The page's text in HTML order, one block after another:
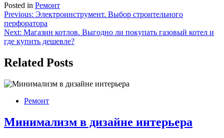
Posted in Ремонт
Навигация
по
записям
Previous: Электроинструмент. Выбор строительного
перфоратора
Next: Магазин котлов. Выгодно ли покупать газовый котел и
где купить дешевле?
Related Posts
Ремонт
Минимализм в дизайне интерьера